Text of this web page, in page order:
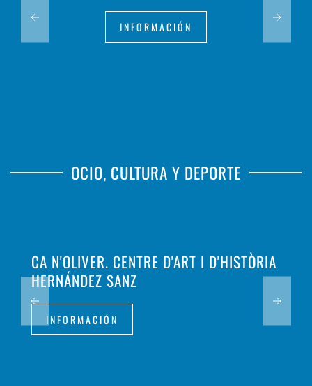
INFORMACIÓN
OCIO, CULTURA Y DEPORTE
CA N'OLIVER. CENTRE D'ART I D'HISTÒRIA
HERNÁNDEZ SANZ
INFORMACIÓN